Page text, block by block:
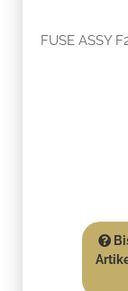
FUSE ASSY